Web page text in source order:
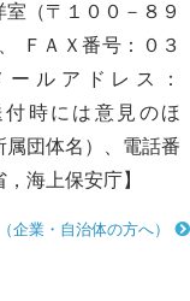
（〒１００－８９
ＦＡＸ番号：０３
ルアドレス：
付時には意見のほ
団体名）、電話番
海上保安庁】
企業・自治体の方へ）